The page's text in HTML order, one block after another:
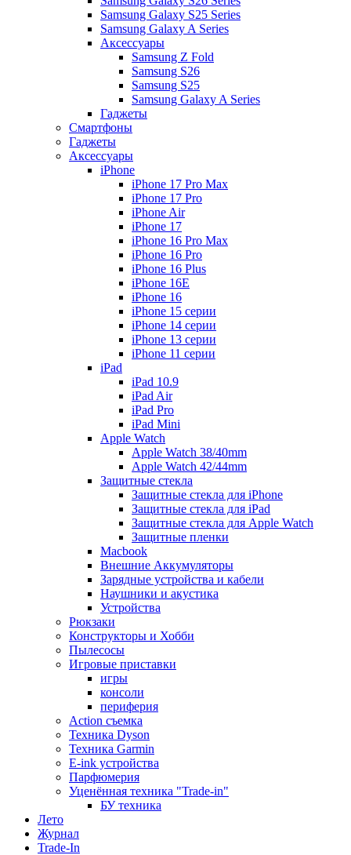
Samsung Galaxy S25 Series
Samsung Galaxy A Series
Аксессуары
Samsung Z Fold
Samsung S26
Samsung S25
Samsung Galaxy A Series
Гаджеты
Смартфоны
Гаджеты
Аксессуары
iPhone
iPhone 17 Pro Max
iPhone 17 Pro
iPhone Air
iPhone 17
iPhone 16 Pro Max
iPhone 16 Pro
iPhone 16 Plus
iPhone 16E
iPhone 16
iPhone 15 серии
iPhone 14 серии
iPhone 13 серии
iPhone 11 серии
iPad
iPad 10.9
iPad Air
iPad Pro
iPad Mini
Apple Watch
Apple Watch 38/40mm
Apple Watch 42/44mm
Защитные стекла
Защитные стекла для iPhone
Защитные стекла для iPad
Защитные стекла для Apple Watch
Защитные пленки
Macbook
Внешние Аккумуляторы
Зарядные устройства и кабели
Наушники и акустика
Устройства
Рюкзаки
Конструкторы и Хобби
Пылесосы
Игровые приставки
игры
консоли
периферия
Action съемка
Техника Dyson
Техника Garmin
E-ink устройства
Парфюмерия
Уценённая техника "Trade-in"
БУ техника
Лето
Журнал
Trade-In